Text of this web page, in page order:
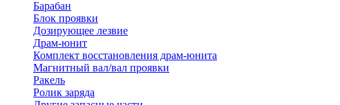
Барабан
Блок проявки
Дозирующее лезвие
Драм-юнит
Комплект восстановления драм-юнита
Магнитный вал/вал проявки
Ракель
Ролик заряда